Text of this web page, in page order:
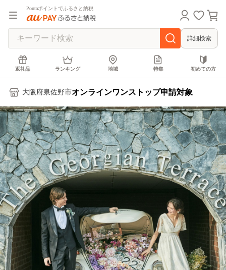
Pontaポイントでふるさと納税
詳細検索
返礼品 ランキング 地域 特集 初めての方
大阪府泉佐野市オンラインワンストップ申請対象